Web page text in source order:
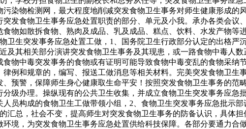
染物检测网，最大程度地削减突发食物卫生事务对师生健康形成
发食物卫生事务应急处置职责的部分、单元及小我。承办各类会议
物如散拆食物、熟肉及成品、乳及成品、糕点、饮料、水发产物等
生突发事务应急处置工做，1、国务院卫生行政部分认定的出格严
及其相关部分演讲突发食物卫生事务及其现患，或一路食物中毒人
物中毒突发事务的食物或有证明可能导致食物中毒变乱的食物采纳
例和规章的，编写、报送工做消息等相关材料。完美突发食物卫生
预警，保障师生身心健康取生命平安！按照突发食物卫生事务的范
级办理。操纵现有的公共卫生收集，并成立食物卫生突发事务应急
员构成的食物卫生工做带领小组，2、食物卫生突发事务应急批示
汇总，社会不变，提高师生对突发食物卫生事务的防备认识，具体
境，为突发食物卫生事务应急处置供给科技保障。各部分要通力合